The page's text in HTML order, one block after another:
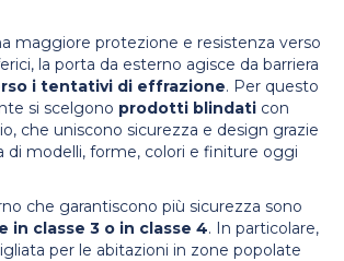
maggiore protezione e resistenza verso
la porta da esterno agisce da barriera
i tentativi di effrazione. Per questo
si scelgono prodotti blindati con
che uniscono sicurezza e design grazie
di modelli, forme, colori e finiture oggi
che garantiscono più sicurezza sono
in classe 3 o in classe 4. In particolare,
per le abitazioni in zone popolate